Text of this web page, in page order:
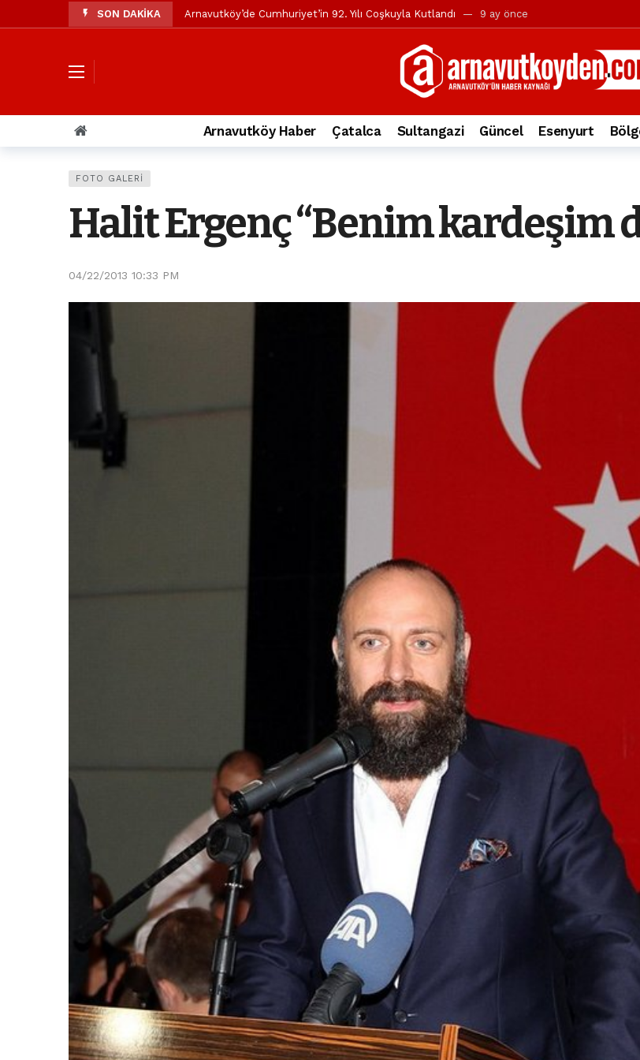
SON DAKİKA Arnavutköy’de Cumhuriyet’in 92. Yılı Coşkuyla Kutlandı 9 ay önce
Özgür Özel’den Arnavutköy Belediyesi’ne ve Mustafa Candaroğlu’na yönelik suçlamalar
Arnavutköy’ün nüfusu 2024 yılında 344.868’e ulaştı 1 yıl önce
Arnavutköy Taşoluk’ta seyir halindeki otomobil alev alev yandı. 2 yıl önce
Arnavutköy İmrahor Mahallesi sakinleri protesto gösterisi düzenledi 2 yıl önce
İstanbul Havalimanı yolundaki kazada, taksideki yolcu öldü 3 yıl önce
Arnavutkoy Belediyesi’ne su baskını tepkisi 3 yıl önce
Arnavutköy Haber Çatalca Sultangazi Güncel Esenyurt
FOTO GALERI
Halit Ergenç “Benim kardeşim
04/22/2013 10:33 PM